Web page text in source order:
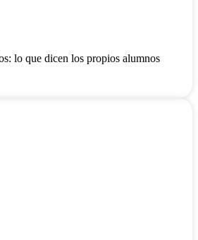
lo que dicen los propios alumnos